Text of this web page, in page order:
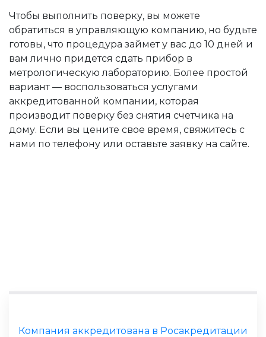
Чтобы выполнить поверку, вы можете
обратиться в управляющую компанию, но будьте
готовы, что процедура займет у вас до 10 дней и
вам лично придется сдать прибор в
метрологическую лабораторию. Более простой
вариант — воспользоваться услугами
аккредитованной компании, которая
производит поверку без снятия счетчика на
дому. Если вы цените свое время, свяжитесь с
нами по телефону или оставьте заявку на сайте.
Компания аккредитована в Росакредитации